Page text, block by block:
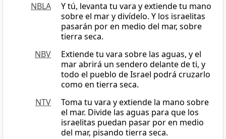
NBLA
Y tú, levanta tu vara y extiende tu mano
sobre el mar y divídelo. Y los israelitas
pasarán por en medio del mar, sobre
tierra seca.
NBV
Extiende tu vara sobre las aguas, y el
mar abrirá un sendero delante de ti, y
todo el pueblo de Israel podrá cruzarlo
como en tierra seca.
NTV
Toma tu vara y extiende la mano sobre
el mar. Divide las aguas para que los
israelitas puedan pasar por en medio
del mar, pisando tierra seca.